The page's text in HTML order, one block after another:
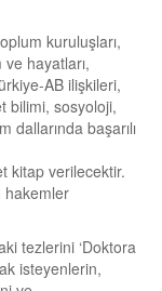
kuruluşları,
hayatları,
AB ilişkileri,
bilimi, sosyoloji,
dallarında başarılı
kitap verilecektir.
hakemler
tezlerini ‘Doktora
isteyenlerin,